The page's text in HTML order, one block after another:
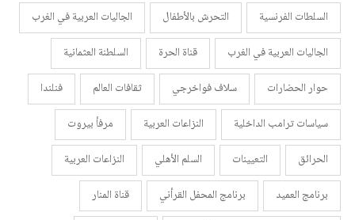
السلطات الفرنسية
التحرش بالأطفال
الجاليات العربية في الغرب
الجاليات العربية في الغرب
قناة الحرة
السلطنة العثمانية
حوار الحضارات
سلاف فواخرجي ثقافات العالم
فنلندا
سياسات ترامب الداخلية
النزاعات العربية
مرفأ بيروت
الحرائق
التعيينات السلم الأهلي
النزاعات العربية
برنامج العميد
برنامج المحفل القرأني
قناة المنار